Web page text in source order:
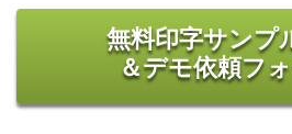
無料印字サンプ
＆デモ依頼フ